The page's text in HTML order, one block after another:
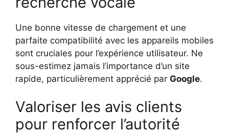
Une bonne vitesse de chargement et une
parfaite compatibilité avec les appareils mobiles
sont cruciales pour l’expérience utilisateur. Ne
sous-estimez jamais l’importance d’un site
rapide, particulièrement apprécié par Google.
Valoriser les avis clients
pour renforcer l’autorité